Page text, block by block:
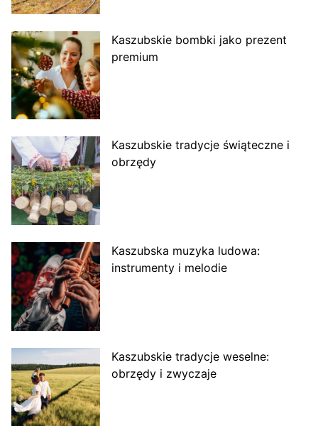
Kaszubskie bombki jako prezent
premium
Kaszubskie tradycje świąteczne i
obrzędy
Kaszubska muzyka ludowa:
instrumenty i melodie
Kaszubskie tradycje weselne:
obrzędy i zwyczaje